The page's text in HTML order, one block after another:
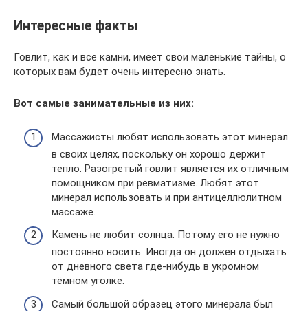
Интересные факты
Говлит, как и все камни, имеет свои маленькие тайны, о
которых вам будет очень интересно знать.
Вот самые занимательные из них:
Массажисты любят использовать этот минерал
в своих целях, поскольку он хорошо держит
тепло. Разогретый говлит является их отличным
помощником при ревматизме. Любят этот
минерал использовать и при антицеллюлитном
массаже.
Камень не любит солнца. Потому его не нужно
постоянно носить. Иногда он должен отдыхать
от дневного света где-нибудь в укромном
тёмном уголке.
Самый большой образец этого минерала был